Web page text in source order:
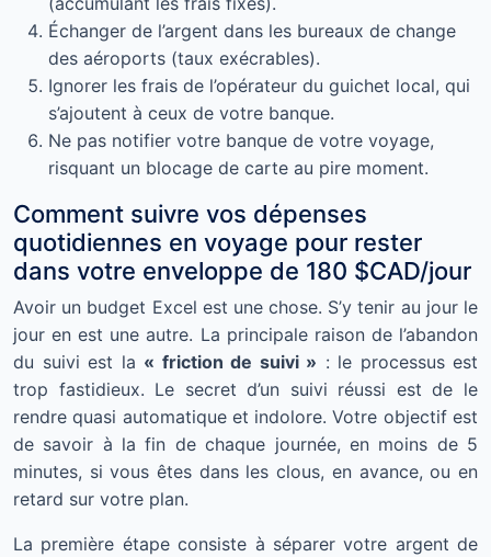
Échanger de l’argent dans les bureaux de change
des aéroports (taux exécrables).
Ignorer les frais de l’opérateur du guichet local, qui
s’ajoutent à ceux de votre banque.
Ne pas notifier votre banque de votre voyage,
risquant un blocage de carte au pire moment.
Comment suivre vos dépenses
quotidiennes en voyage pour rester
dans votre enveloppe de 180 $CAD/jour
Avoir un budget Excel est une chose. S’y tenir au jour le
jour en est une autre. La principale raison de l’abandon
du suivi est la « friction de suivi » : le processus est
trop fastidieux. Le secret d’un suivi réussi est de le
rendre quasi automatique et indolore. Votre objectif est
de savoir à la fin de chaque journée, en moins de 5
minutes, si vous êtes dans les clous, en avance, ou en
retard sur votre plan.
La première étape consiste à séparer votre argent de